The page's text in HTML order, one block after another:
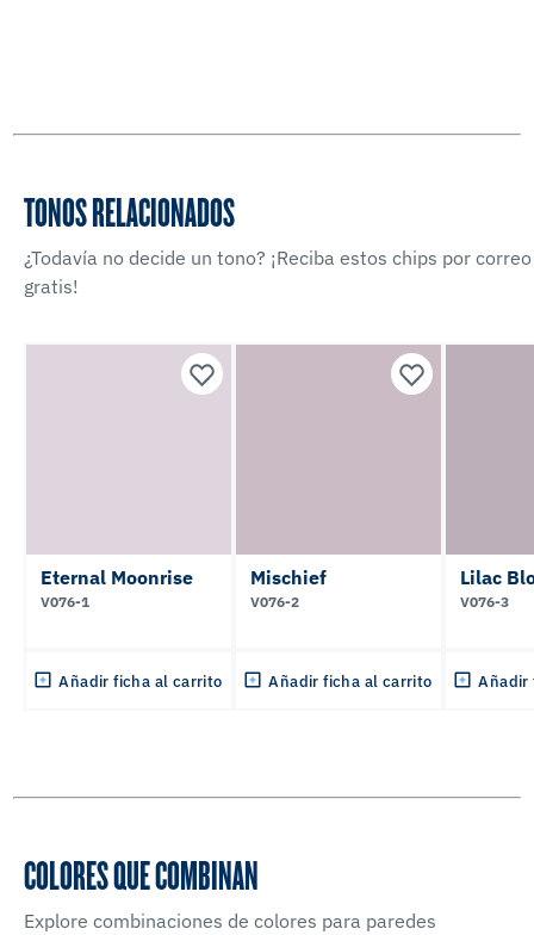
TONOS RELACIONADOS
¿Todavía no decide un tono? ¡Reciba estos chips por correo
gratis!
Eternal Moonrise
V076-1
Añadir ficha al carrito
Mischief
V076-2
Añadir ficha al carrito
Lilac
V076-3
Añadir
COLORES QUE COMBINAN
Explore combinaciones de colores para paredes